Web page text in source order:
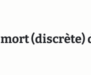
mort (discrète)